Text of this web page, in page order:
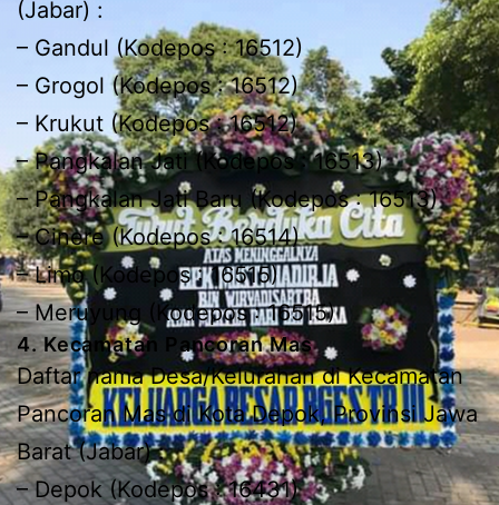
(Jabar) :
– Gandul (Kodepos : 16512)
– Grogol (Kodepos : 16512)
– Krukut (Kodepos : 16512)
– Pangkalan Jati (Kodepos : 16513)
– Pangkalan Jati Baru (Kodepos : 16513)
– Cinere (Kodepos : 16514)
– Limo (Kodepos : 16515)
– Meruyung (Kodepos : 16515)
4. Kecamatan Pancoran Mas
Daftar nama Desa/Kelurahan di Kecamatan
Pancoran Mas di Kota Depok, Provinsi Jawa
Barat (Jabar) :
– Depok (Kodepos : 16431)